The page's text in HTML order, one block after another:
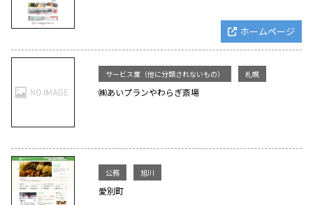
ホームページ
サービス業（他に分類されないもの） 札幌
㈱あいプランやわらぎ斎場
公務 旭川
愛別町